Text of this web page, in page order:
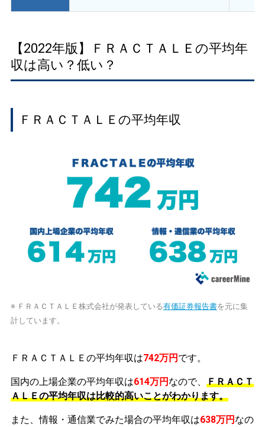
【2022年版】ＦＲＡＣＴＡＬＥの平均年
収は高い？低い？
ＦＲＡＣＴＡＬＥの平均年収
※ ＦＲＡＣＴＡＬＥ株式会社が発表している有価証券報告書を元に集
計しています。
ＦＲＡＣＴＡＬＥの平均年収は742万円 です。
国内の上場企業の平均年収は614万円 なので、 ＦＲＡＣＴ
ＡＬＥの平均年収は比較的高いことがわかります。
また、情報・通信業でみた場合の平均年収は638万円 なの